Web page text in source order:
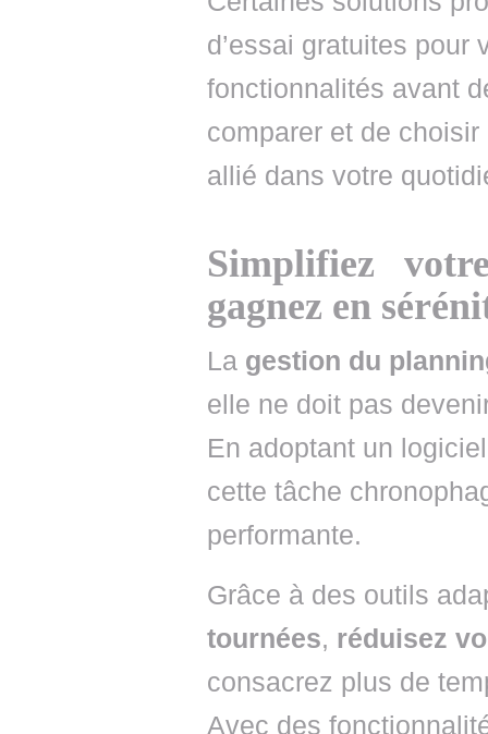
d’essai gratuites pour
fonctionnalités avant
comparer et de
allié dans votre
Simplifiez
gagnez en
La gestion du
elle ne doit pas
En adoptant un
cette tâche
performante.
Grâce à des outils
tournées, réduisez
consacrez plus de
Avec des